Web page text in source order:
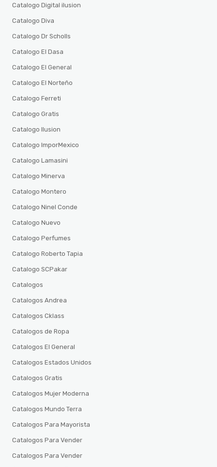
Catalogo Digital ilusion
Catalogo Diva
Catalogo Dr Scholls
Catalogo El Dasa
Catalogo El General
Catalogo El Norteño
Catalogo Ferreti
Catalogo Gratis
Catalogo Ilusion
Catalogo ImporMexico
Catalogo Lamasini
Catalogo Minerva
Catalogo Montero
Catalogo Ninel Conde
Catalogo Nuevo
Catalogo Perfumes
Catalogo Roberto Tapia
Catalogo SCPakar
Catalogos
Catalogos Andrea
Catalogos Cklass
Catalogos de Ropa
Catalogos El General
Catalogos Estados Unidos
Catalogos Gratis
Catalogos Mujer Moderna
Catalogos Mundo Terra
Catalogos Para Mayorista
Catalogos Para Vender
Catalogos Para Vender